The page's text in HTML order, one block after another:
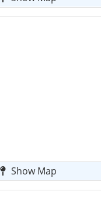
Show Map